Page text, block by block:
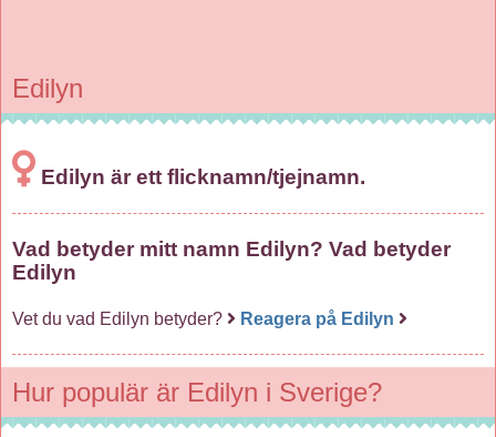
Edilyn
Edilyn är ett flicknamn/tjejnamn.
Vad betyder mitt namn Edilyn? Vad betyder
Edilyn
Vet du vad Edilyn betyder? Reagera på Edilyn
Hur populär är Edilyn i Sverige?